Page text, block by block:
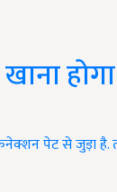
पेट से जुड़ा